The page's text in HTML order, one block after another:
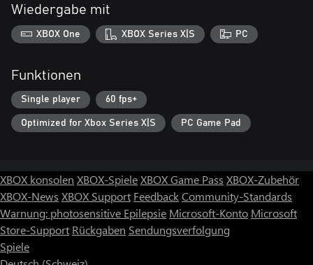
Wiedergabe mit
XBOX One XBOX Series X|S PC
Funktionen
Single player 60 fps+
Optimized for Xbox Series X|S PC Game Pad
XBOX konsolen XBOX-SpieleXBOX Game Pass XBOX-Zubehör
XBOX-News XBOX Support FeedbackCommunity-Standards
Warnung: photosensitive Epilepsie Microsoft-Konto Microsoft
Store-Support Rückgaben Sendungsverfolgung
Spiele